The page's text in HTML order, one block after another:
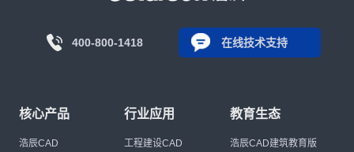
400-800-1418 在线技术支持
核心产品
浩辰CAD
行业应用
工程建设CAD
教育生态
浩辰CAD建筑教育版